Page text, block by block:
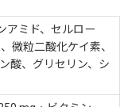
アミド、セルロー
微粒二酸化ケイ素、
酸、グリセリン、シ